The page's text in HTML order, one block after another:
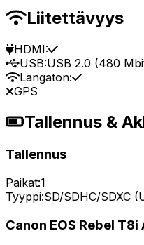
Liitettävyys
HDMI:
USB:USB 2.0 (480
Langaton:
GPS
Tallennus &
Tallennus
Paikat:1
Tyyppi:SD/SDHC/SDXC
Canon EOS Rebel T8i